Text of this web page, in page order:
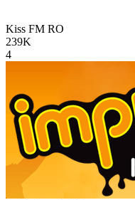
Kiss FM RO
239K
4